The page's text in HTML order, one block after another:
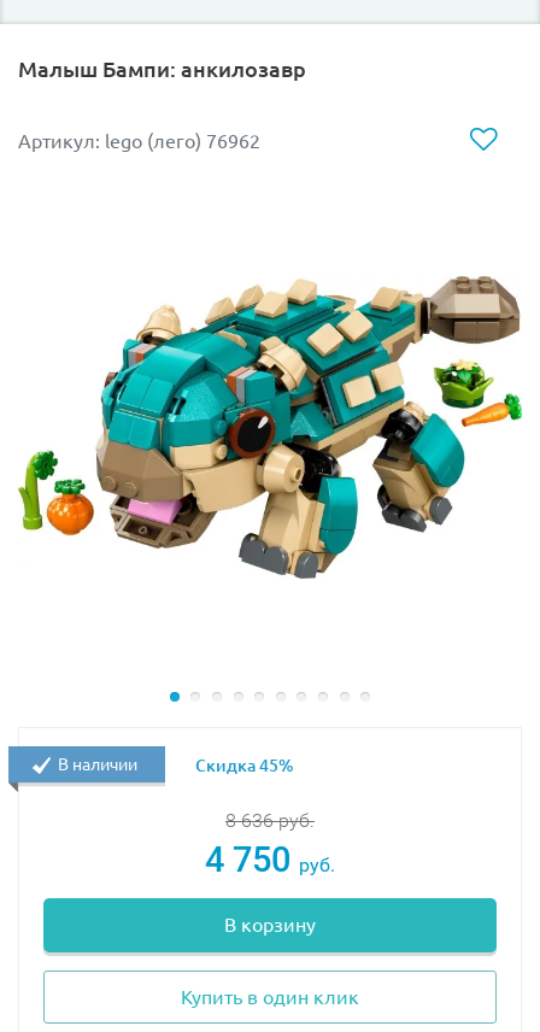
Малыш Бампи: анкилозавр
Артикул: lego (лего) 76962
8 636руб.
4 750 руб.
В корзину
Купить в один клик
В наличии Скидка 45%